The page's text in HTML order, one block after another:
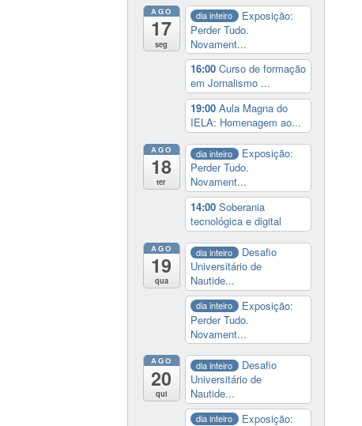
AGO
17
seg
dia inteiro
Exposição:
Perder Tudo.
Novament...
16:00 Curso de formação
em Jornalismo ...
19:00 Aula Magna do
IELA: Homenagem ao...
AGO
18
ter
dia inteiro
Exposição:
Perder Tudo.
Novament...
14:00 Soberania
tecnológica e digital
AGO
19
qua
dia inteiro
Desafio
Universitário de
Nautide...
dia inteiro
Exposição:
Perder Tudo.
Novament...
AGO
20
qui
dia inteiro
Desafio
Universitário de
Nautide...
dia inteiro
Exposição: